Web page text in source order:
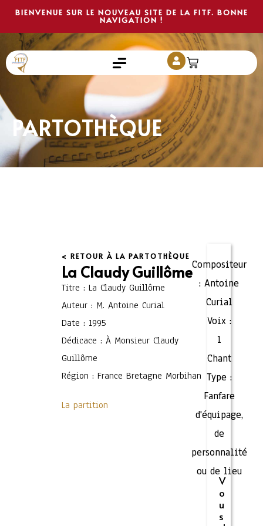
BIENVENUE SUR LE NOUVEAU SITE DE LA FITF. BONNE
NAVIGATION !
PARTOTHÈQUE
< RETOUR À LA PARTOTHÈQUE
La Claudy Guillôme
Titre : La Claudy Guillôme
Auteur : M. Antoine Curial
Date : 1995
Dédicace : À Monsieur Claudy
Guillôme
Région : France Bretagne Morbihan
La partition
Compositeur
: Antoine
Curial
Voix :
1
Chant
Type :
Fanfare
d'équipage,
de
personnalité
ou de lieu
V
o
u
s